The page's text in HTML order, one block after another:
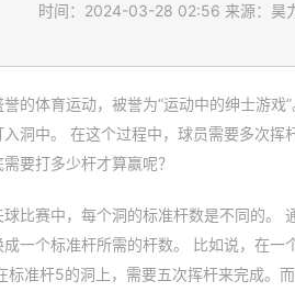
时间：2024-03-28 02:56 来源：昊
的体育运动，被誉为“运动中的绅士游
洞中。 在这个过程中，球员需要多次
要打多少杆才算赢呢？
比赛中，每个洞的标准杆数是不同的。
一个标准杆所需的杆数。 比如说，在
标准杆5的洞上，需要五次挥杆来完成。